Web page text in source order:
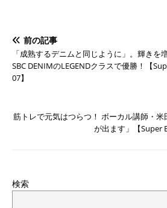
前の記事
「成熟するデニムと同じように」。輝きを
SBC DENIMのLEGENDクラスで優勝！【
07】
筋トレで元気はつらつ！ ボーカル講師・
が出ます」【Super
検索